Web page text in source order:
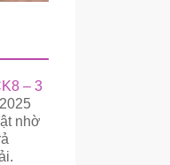
– 3
nhờ